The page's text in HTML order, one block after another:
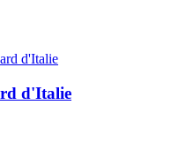
d'Italie